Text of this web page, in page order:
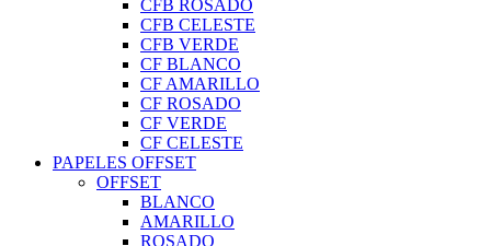
CFB ROSADO
CFB CELESTE
CFB VERDE
CF BLANCO
CF AMARILLO
CF ROSADO
CF VERDE
CF CELESTE
PAPELES OFFSET
OFFSET
BLANCO
AMARILLO
ROSADO